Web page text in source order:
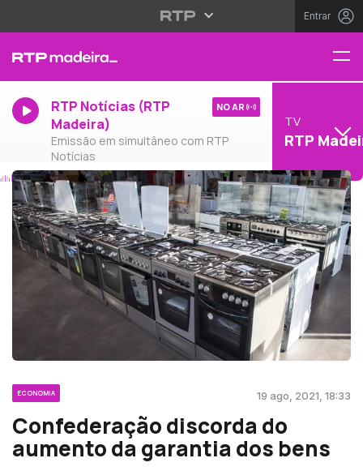
Entrar
RTP Notícias (RTP
Madeira)
Emissão em simultâneo com RTP
Notícias
NO AR
TV
RTP
ECONOMIA 19 ago, 2021, 18:33
Confederação discorda do
aumento da garantia dos bens